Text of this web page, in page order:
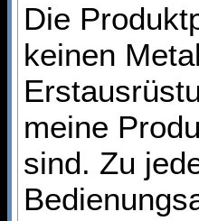
Die
keinen
meine
sind. Zu